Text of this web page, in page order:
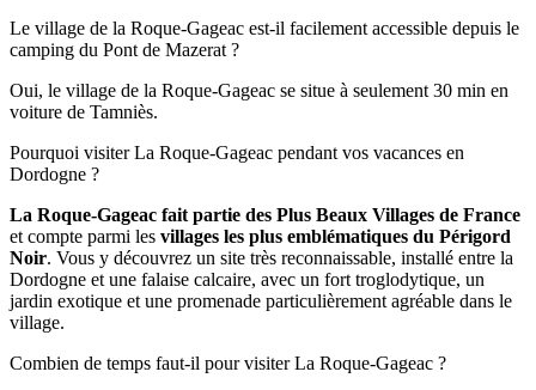
Le village de la Roque-Gageac est-il facilement accessible depuis le
camping du Pont de Mazerat ?
Oui, le village de la Roque-Gageac se situe à seulement 30 min en
voiture de Tamniès.
Pourquoi visiter La Roque-Gageac pendant vos vacances en
Dordogne ?
La Roque-Gageac fait partie des Plus Beaux Villages de France
et compte parmi les villages les plus emblématiques du Périgord
Noir. Vous y découvrez un site très reconnaissable, installé entre la
Dordogne et une falaise calcaire, avec un fort troglodytique, un
jardin exotique et une promenade particulièrement agréable dans le
village.
Combien de temps faut-il pour visiter La Roque-Gageac ?